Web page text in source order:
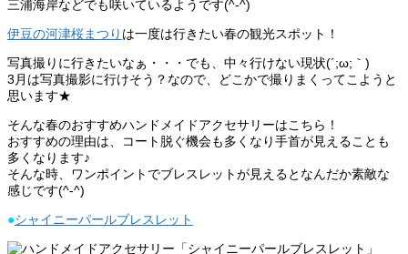
三浦海岸などでも咲いているようです(^-^)
伊豆の河津桜まつり は一度は行きたい春の観光スポット！
写真撮りに行きたいなぁ・・・でも、中々行けない現状(´;ω;｀)
3月は写真撮影に行けそう？なので、どこかで撮りまくってこようと
思います★
そんな春のおすすめハンドメイドアクセサリーはこちら！
おすすめの理由は、コート脱ぐ機会も多くなり手首が見えることも
多くなります♪
そんな時、ワンポイントでブレスレットが見えるとなんだか素敵な
感じです(^-^)
●シャイニーパールブレスレット